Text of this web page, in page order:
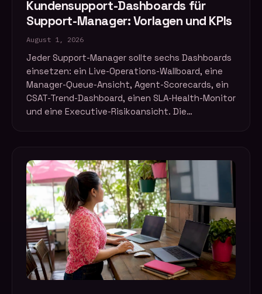
Kundensupport-Dashboards für
Support-Manager: Vorlagen und KPIs
August 1, 2026
Jeder Support-Manager sollte sechs Dashboards
einsetzen: ein Live-Operations-Wallboard, eine
Manager-Queue-Ansicht, Agent-Scorecards, ein
CSAT-Trend-Dashboard, einen SLA-Health-Monitor
und eine Executive-Risikoansicht. Die…